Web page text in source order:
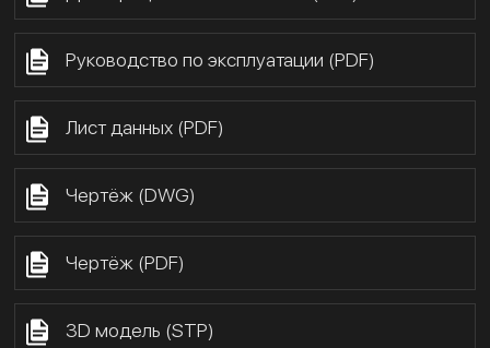
Руководство по эксплуатации (PDF)
Лист данных (PDF)
Чертёж (DWG)
Чертёж (PDF)
3D модель (STP)